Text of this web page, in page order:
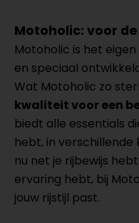
Motoholic: voor
Motoholic is het
en speciaal
Wat Motoholic zo
kwaliteit voor een
biedt alle essentials
hebt, in verschillende
nu net je rijbewijs
ervaring hebt, bij
jouw rijstijl past.